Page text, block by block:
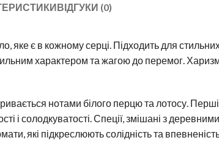
ВІДГУКИ (0)
є в кожному серці. Підходить для
характером та жагою до перемог.
нотами білого перцю та лотосу.
і солодкуватості. Спеції, змішані з
які підкреслюють солідність та